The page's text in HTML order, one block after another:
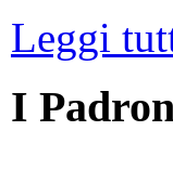
Leggi
I